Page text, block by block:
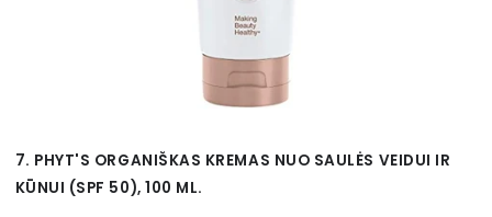
7. PHYT'S ORGANIŠKAS KREMAS NUO SAULĖS VEIDUI IR
KŪNUI (SPF 50), 100 ML.